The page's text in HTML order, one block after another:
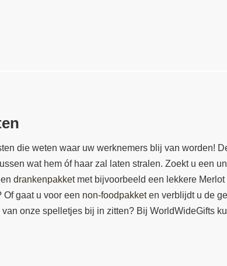
die weten waar uw werknemers blij van worden!
wat hem óf haar zal laten stralen. Zoekt u een
drankenpakketmet bijvoorbeeld een lekkere
gaat u voor een non-foodpakketen verblijdt u de
onze spelletjes bij in zitten? Bij WorldWideGifts